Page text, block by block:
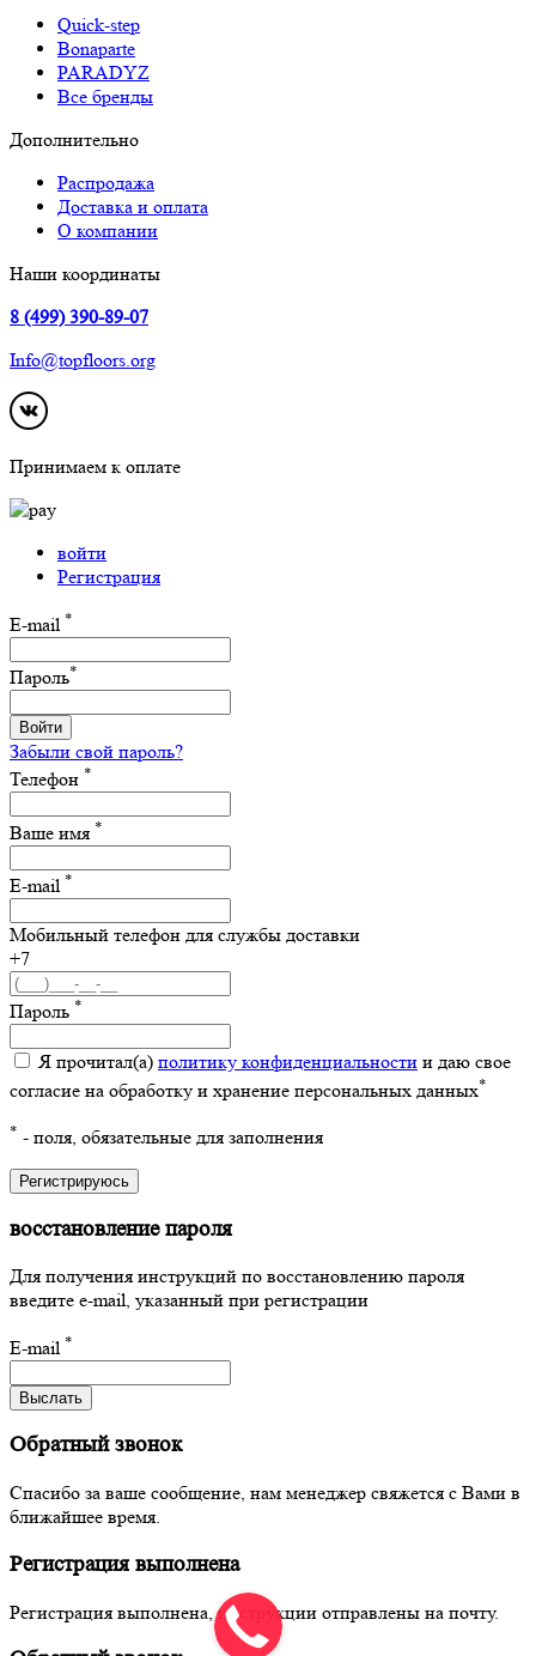
Quick-step
Bonaparte
PARADYZ
Все бренды
Дополнительно
Распродажа
Доставка и оплата
О компании
Наши координаты
8 (499) 390-89-07
Info@topfloors.org
Принимаем к оплате
войти
Регистрация
E-mail *
Пароль*
Войти
Забыли свой пароль?
Телефон *
Ваше имя *
E-mail *
Мобильный телефон для службы доставки
+7
Пароль *
Я прочитал(а) политику конфиденциальности и даю свое
согласие на обработку и хранение персональных данных*
* - поля, обязательные для заполнения
Регистрируюсь
восстановление пароля
Для получения инструкций по восстановлению пароля
введите e-mail, указанный при регистрации
E-mail *
Выслать
Обратный звонок
Спасибо за ваше сообщение, нам менеджер свяжется с Вами в
ближайшее время.
Регистрация выполнена
Регистрация выполнена, инструкции отправлены на почту.